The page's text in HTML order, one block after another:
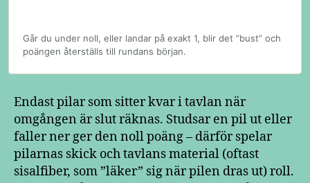
Går du under noll, eller landar på exakt 1, blir det ”bust” och
poängen återställs till rundans början.
Endast pilar som sitter kvar i tavlan när
omgången är slut räknas. Studsar en pil ut eller
faller ner ger den noll poäng – därför spelar
pilarnas skick och tavlans material (oftast
sisalfiber, som ”läker” sig när pilen dras ut) roll.